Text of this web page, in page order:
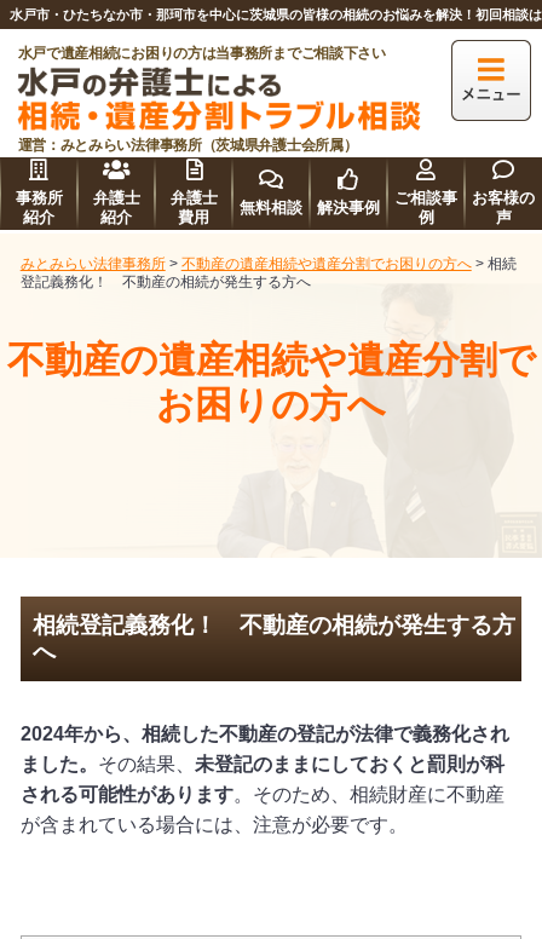
水戸市・ひたちなか市・那珂市を中心に茨城県の皆様の相続のお悩みを解決！初回相談
水戸で遺産相続にお困りの方は当事務所までご相談下さい
運営：みとみらい法律事務所（茨城県弁護士会所属）
事務所
紹介
弁護士
紹介
弁護士
費用
無料相談 解決事例
ご相談事
例
お客様の
声
みとみらい法律事務所> 不動産の遺産相続や遺産分割でお困りの方へ> 相続
登記義務化！ 不動産の相続が発生する方へ
不動産の遺産相続や遺産分割で
お困りの方へ
相続登記義務化！ 不動産の相続が発生する方
へ
2024年から、相続した不動産の登記が法律で義務化され
ました。 その結果、 未登記のままにしておくと罰則が科
される可能性があります。そのため、相続財産に不動産
が含まれている場合には、注意が必要です。